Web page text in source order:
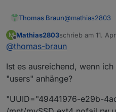
Thomas Braun@mathias2803
Schau in die
Da stehen alle
M
Offline
Mathias2803schrieb am 11.
zuletzt editiert
@thomas-braun
Ist es ausreichend, wenn
"users" anhänge?
"UUID="49441976-e29b-